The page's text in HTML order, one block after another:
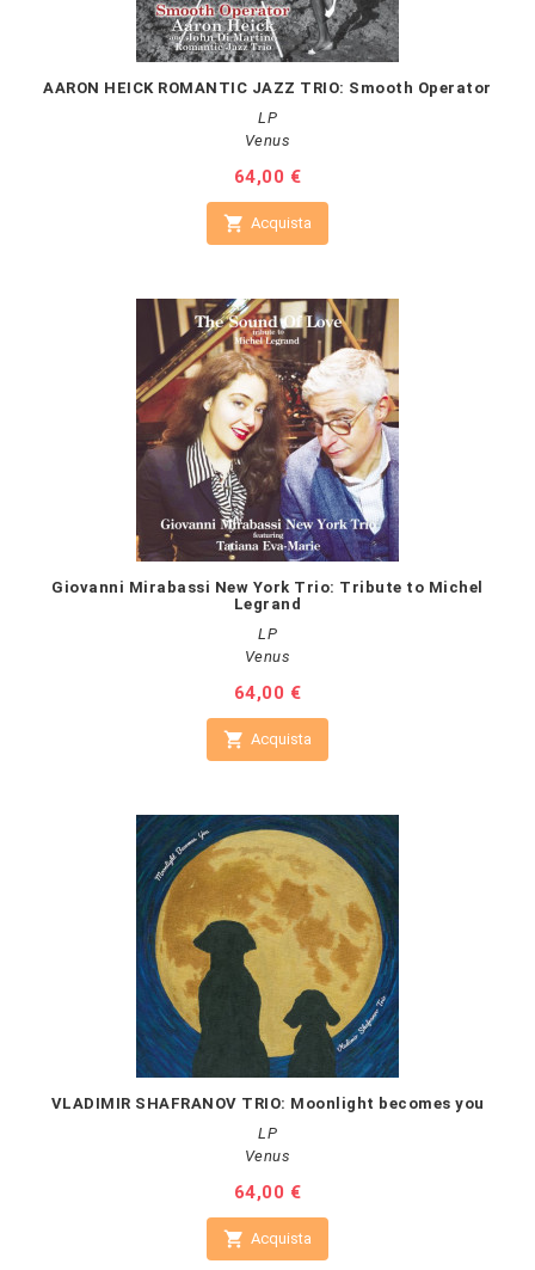
AARON HEICK ROMANTIC JAZZ TRIO: Smooth Operator
LP
Venus
Prezzo
64,00 €
 Acquista
Giovanni Mirabassi New York Trio: Tribute to Michel
Legrand
LP
Venus
Prezzo
64,00 €
 Acquista
VLADIMIR SHAFRANOV TRIO: Moonlight becomes you
LP
Venus
Prezzo
64,00 €
 Acquista